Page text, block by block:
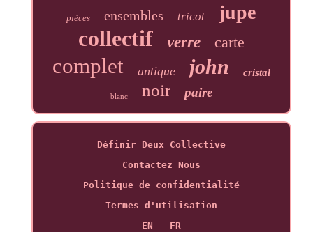
pièces ensembles tricot jupe
collectif verre carte
complet antique john cristal
blanc noir paire
Définir Deux Collective
Contactez Nous
Politique de confidentialité
Termes d'utilisation
EN
FR